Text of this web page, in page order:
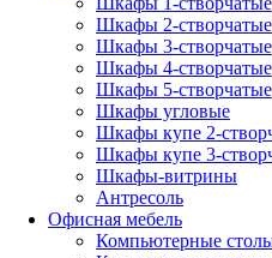
Шкафы 2-створчатые
Шкафы 3-створчатые
Шкафы 4-створчатые
Шкафы 5-створчатые
Шкафы угловые
Шкафы купе 2-
Шкафы купе 3-
Шкафы-витрины
Антресоль
Офисная мебель
Компьютерные